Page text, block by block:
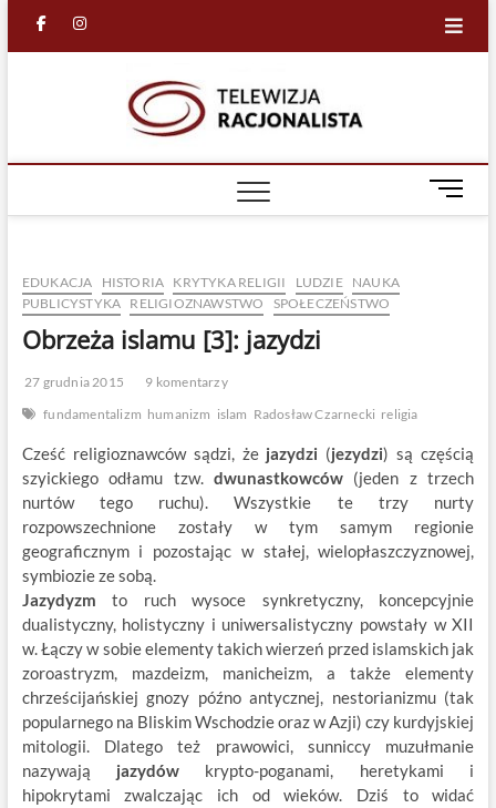
facebook
in
M
e
EDUKACJA HISTORIA KRYTYKA RELIGII LUDZIE
NAUKA
PUBLICYSTYKA RELIGIOZNAWSTWO SPOŁECZEŃSTWO
Obrzeża islamu [3]: jazydzi
27 grudnia 2015
9 komentarzy
fundamentalizm humanizm islam Radosław Czarnecki religia
Cześć religioznawców sądzi, że jazydzi (jezydzi) są częścią
szyickiego odłamu tzw. dwunastkowców(jeden z trzech
nurtów tego ruchu). Wszystkie te trzy nurty
rozpowszechnione zostały w tym samym regionie
geograficznym i pozostając w stałej, wielopłaszczyznowej,
symbiozie ze sobą.
Jazydyzm to ruch wysoce synkretyczny, koncepcyjnie
dualistyczny, holistyczny i uniwersalistyczny powstały w XII
w. Łączy w sobie elementy takich wierzeń przed islamskich jak
zoroastryzm, mazdeizm, manicheizm, a także elementy
chrześcijańskiej gnozy późno antycznej, nestorianizmu (tak
popularnego na Bliskim Wschodzie oraz w Azji) czy kurdyjskiej
mitologii. Dlatego też prawowici, sunniccy muzułmanie
nazywają jazydów krypto-poganami, heretykami i
hipokrytami zwalczając ich od wieków. Dziś to widać